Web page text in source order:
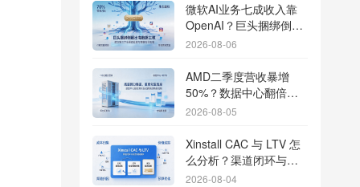
微软AI业务七成收入靠
OpenAI？巨头捆绑倒逼
出海App独立追踪全渠道
2026-08-06
AMD二季度营收暴增
50%？数据中心翻倍增
长驱动跨端分发新底座
2026-08-05
Xinstall CAC 与 LTV 怎
么分析？渠道闭环与投
放回报解析
2026-08-04